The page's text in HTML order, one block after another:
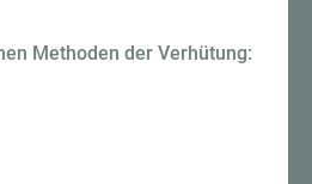
Methoden der Verhütung: